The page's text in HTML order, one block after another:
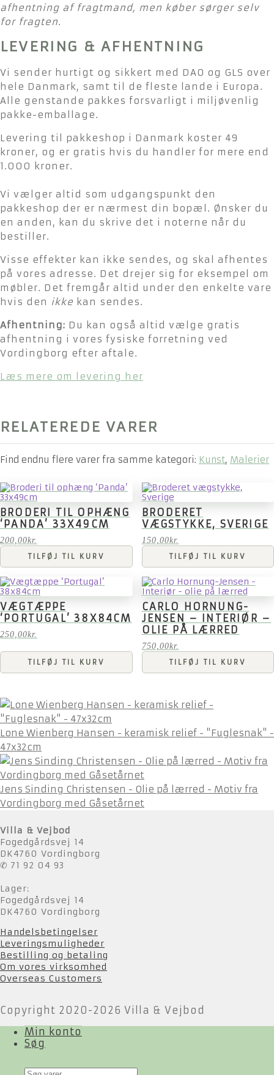
afhentning af fragtmand, men køber sørger selv
for fragten.
LEVERING & AFHENTNING
Vi sender hurtigt og sikkert med DAO og GLS over
hele Danmark, samt til de fleste lande i Europa.
Alle genstande pakkes forsvarligt i miljøvenlig
pakke-emballage.
Levering til pakkeshop i Danmark koster 49
kroner, og er gratis hvis du handler for mere end
1.000 kroner.
Vi vælger altid som udgangspunkt den
pakkeshop der er nærmest din bopæl. Ønsker du
en anden, kan du skrive det i noterne når du
bestiller.
Visse effekter kan ikke sendes, og skal afhentes
på vores adresse. Det drejer sig for eksempel om
møbler. Det fremgår altid under den enkelte vare
hvis den ikke kan sendes.
Afhentning: Du kan også altid vælge gratis
afhentning i vores fysiske forretning ved
Vordingborg efter aftale.
Læs mere om levering her
RELATEREDE VARER
Find endnu flere varer fra samme kategori: Kunst, Malerier
BRODERI TIL OPHÆNG
‘PANDA’ 33X49CM
200,00kr.
TILFØJ TIL KURV
BRODERET
VÆGSTYKKE, SVERIGE
150,00kr.
TILFØJ TIL KURV
VÆGTÆPPE
‘PORTUGAL’ 38X84CM
250,00kr.
TILFØJ TIL KURV
CARLO HORNUNG-
JENSEN – INTERIØR –
OLIE PÅ LÆRRED
750,00kr.
TILFØJ TIL KURV
Lone Wienberg Hansen - keramisk relief - "Fuglesnak" -
47x32cm
Jens Sinding Christensen - Olie på lærred - Motiv fra
Vordingborg med Gåsetårnet
Villa & Vejbod
Fogedgårdsvej 14
DK4760 Vordingborg
✆ 71 92 04 93
Lager:
Fogedgårdsvej 14
DK4760 Vordingborg
Handelsbetingelser
Leveringsmuligheder
Bestilling og betaling
Om vores virksomhed
Overseas Customers
Copyright 2020-2026 Villa & Vejbod
Min konto
Søg
Products